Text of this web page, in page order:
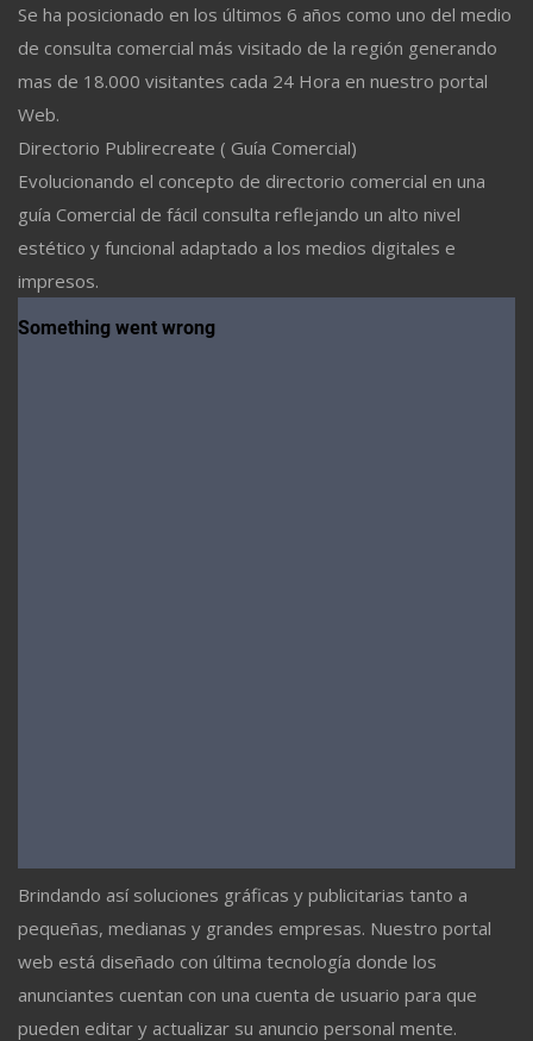
Se ha posicionado en los últimos 6 años como uno del medio
de consulta comercial más visitado de la región generando
mas de 18.000 visitantes cada 24 Hora en nuestro portal
Web.
Directorio Publirecreate ( Guía Comercial)
Evolucionando el concepto de directorio comercial en una
guía Comercial de fácil consulta reflejando un alto nivel
estético y funcional adaptado a los medios digitales e
impresos.
Brindando así soluciones gráficas y publicitarias tanto a
pequeñas, medianas y grandes empresas. Nuestro portal
web está diseñado con última tecnología donde los
anunciantes cuentan con una cuenta de usuario para que
pueden editar y actualizar su anuncio personal mente.